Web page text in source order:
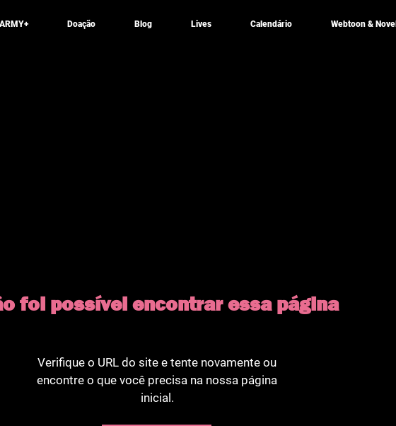
ARMY+ Doação Blog Lives Calendário Webtoon & Novel
foi possível encontrar essa página
Verifique o URL do site e tente novamente ou
encontre o que você precisa na nossa página
inicial.